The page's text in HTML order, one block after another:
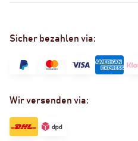
Sicher bezahlen via:
Wir versenden via: